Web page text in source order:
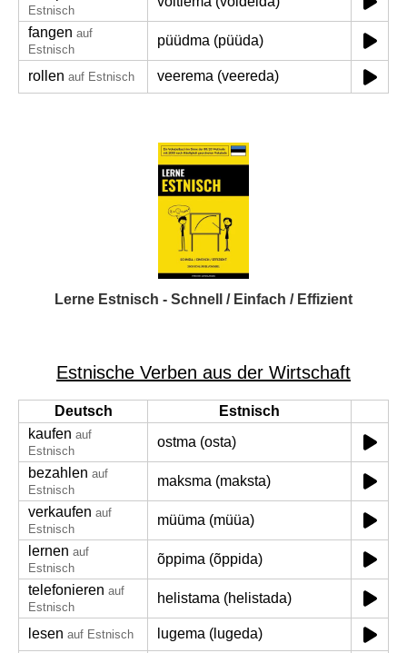
Estnisch
fangen auf
Estnisch
püüdma (püüda)
rollen auf Estnisch veerema (veereda)
Lerne Estnisch - Schnell / Einfach / Effizient
Estnische Verben aus der Wirtschaft
Deutsch
Estnisch
kaufen auf
Estnisch
ostma (osta)
bezahlen auf
Estnisch
maksma (maksta)
verkaufen auf
Estnisch
müüma (müüa)
lernen auf
Estnisch
õppima (õppida)
telefonieren auf
Estnisch
helistama (helistada)
lesen auf Estnisch
lugema (lugeda)